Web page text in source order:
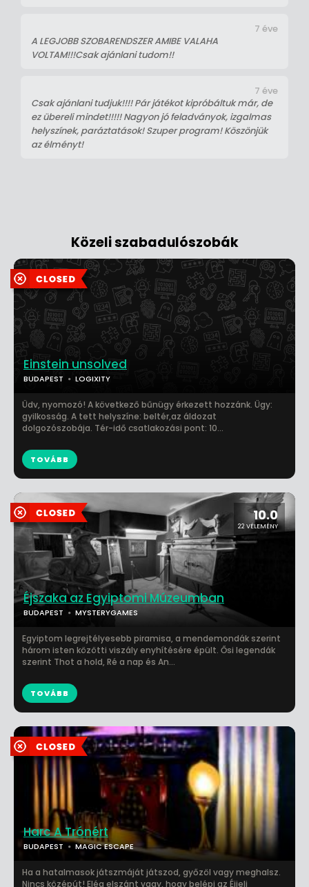
A LEGJOBB SZOBARENDSZER AMIBE VALAHA
VOLTAM!!!Csak ajánlani tudom!!
7 éve
Csak ajánlani tudjuk!!!! Pár játékot kipróbáltuk már, de
ez übereli mindet!!!!! Nagyon jó feladványok, izgalmas
helyszínek, paráztatások! Szuper program! Köszönjük
az élményt!
7 éve
Közeli szabadulószobák
10.0
22 VÉLEMÉNY
Éjszaka az Egyiptomi Múzeumban
BUDAPEST MYSTERYGAMES
Egyiptom legrejtélyesebb piramisa, a mendemondák szerint
három isten közötti viszály enyhítésére épült. Ősi legendák
szerint Thot a hold, Ré a nap és An...
TOVÁBB
Einstein unsolved
BUDAPEST LOGIXITY
Üdv, nyomozó! A következő bűnügy érkezett hozzánk. Ügy:
gyilkosság. A tett helyszíne: beltér,az áldozat
dolgozószobája. Tér-idő csatlakozási pont: 10...
TOVÁBB
Harc A Trónért
BUDAPEST MAGIC ESCAPE
Ha a hatalmasok játszmáját játszod, győzöl vagy meghalsz.
Nincs középút! Elég elszánt vagy, hogy belépj az Éjjeli